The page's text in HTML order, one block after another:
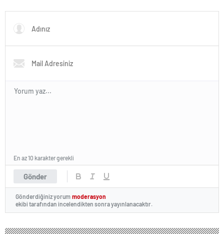
ÇARKINA, FATURASI VALİYE
Gönder
En az 10 karakter gerekli
Gönderdiğiniz yorum moderasyon
ekibi tarafından incelendikten sonra yayınlanacaktır.